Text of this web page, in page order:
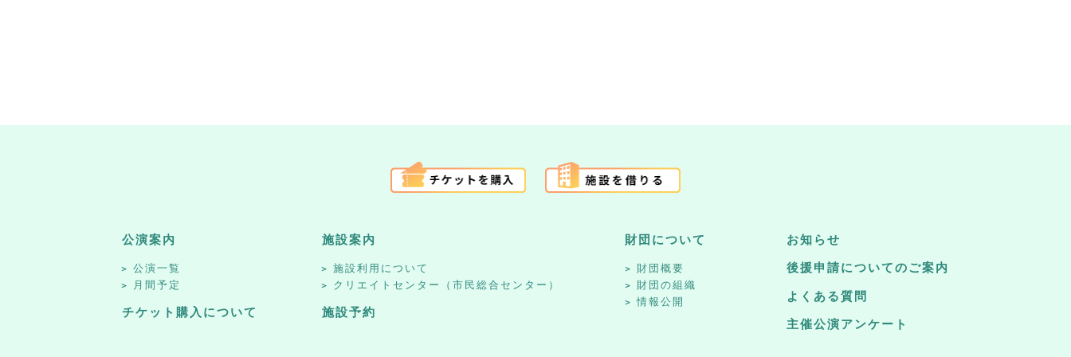
公演案内
公演一覧
月間予定
チケット購入について
施設案内
施設利用について
クリエイトセンター（市民総合センター）
施設予約
財団について
財団概要
財団の組織
情報公開
お知らせ
後援申請についてのご案内
よくある質問
主催公演アンケート